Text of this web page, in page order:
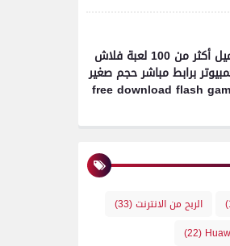
تحميل أكثر من 100 لعبة فلاش
برابط مباشر حجم صغير
free download flash
الربح من الانترنت(33)
(22)